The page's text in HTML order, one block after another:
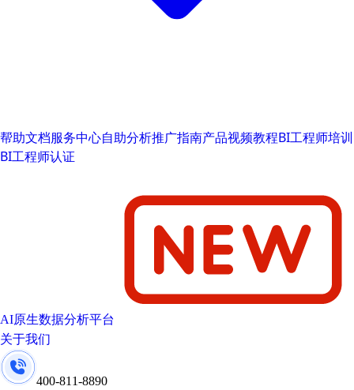
帮助文档服务中心自助分析推广指南产品视频教程BI工程师培训
BI工程师认证
AI原生数据分析平台
关于我们
400-811-8890